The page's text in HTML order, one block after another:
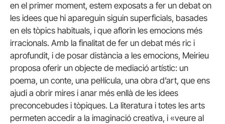
en el primer moment, estem exposats a fer un debat on
les idees que hi apareguin siguin superficials, basades
en els tòpics habituals, i que aflorin les emocions més
irracionals. Amb la finalitat de fer un debat més ric i
aprofundit, i de posar distància a les emocions, Meirieu
proposa oferir un objecte de mediació artístic: un
poema, un conte, una pel·lícula, una obra d’art, que ens
ajudi a obrir mires i anar més enllà de les idees
preconcebudes i tòpiques. La literatura i totes les arts
permeten accedir a la imaginació creativa, i «veure al